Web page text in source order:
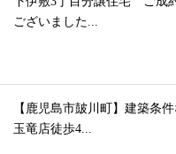
ございました...
【鹿児島市皷川町】建築条
玉竜店徒歩4...